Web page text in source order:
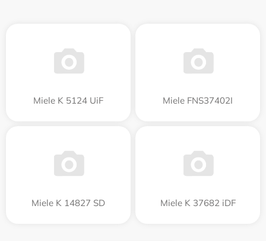
Miele K 5124 UiF Miele FNS37402I
Miele K 14827 SD Miele K 37682 iDF